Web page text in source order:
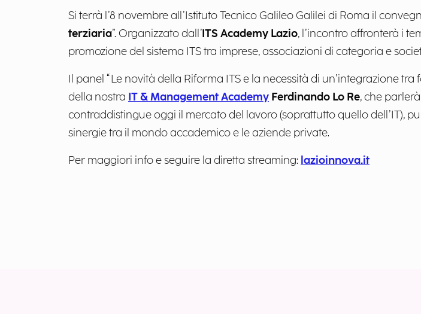
Si terrà l’8 novembre all’Istituto Tecnico Galileo Galilei di Roma il
terziaria”. Organizzato dall’ ITS Academy Lazio, l’incontro affronterà i
promozione del sistema ITS tra imprese, associazioni di categoria e
Il panel “Le novità della Riforma ITS e la necessità di un’integrazione
della nostra IT & Management Academy Ferdinando Lo Re, che
contraddistingue oggi il mercato del lavoro (soprattutto quello dell’IT),
sinergie tra il mondo accademico e le aziende private.
Per maggiori info e seguire la diretta streaming: lazioinnova.it